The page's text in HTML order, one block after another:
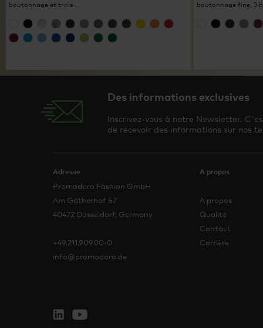
boutonnage et trois ...
boutonnage fine, 3
Des informations exclusives
Inscrivez-vous à notre Newsletter.
de recevoir des informations sur nos
Adresse
Promodoro Fashion GmbH
Am Gatherhof 57
40472 Düsseldorf, Germany
+49.211.90900-0
info@promodoro.de
A propos
A propos
Qualité
Contact
Carrière